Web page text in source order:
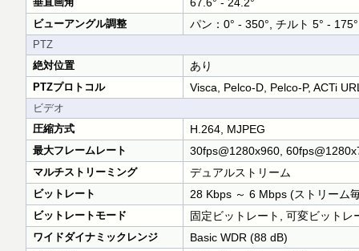
ビューアングル調整 パン：0° - 350°, チルト 5° -
PTZ
絶対位置
あり
PTZプロトコル Visca, Pelco-D, Pelco-P, ACTi
ビデオ
圧縮方式
H.264, MJPEG
最大フレームレート 30fps@1280x960,
マルチストリーミング デュアルストリーム
ビットレート 28 Kbps ～ 6 Mbps (ストリーム
ビットレートモード 固定ビットレート, 可変ビットレ
ワイドダイナミックレンジ Basic WDR (88 dB)